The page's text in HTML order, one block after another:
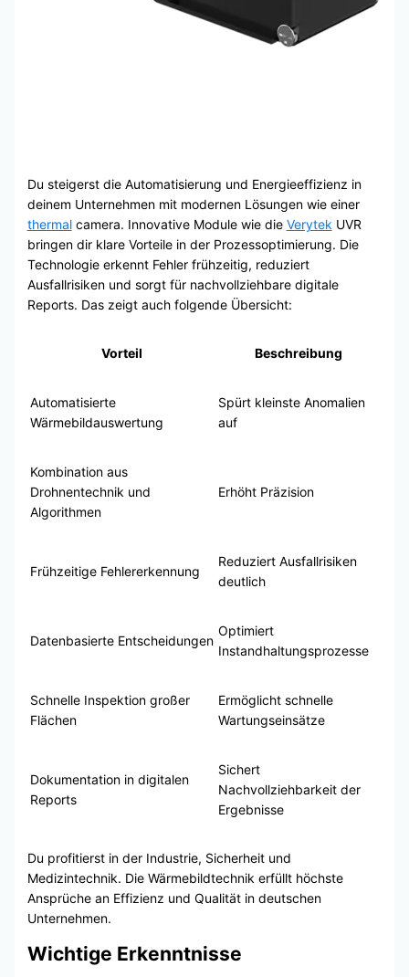
Du steigerst die Automatisierung und Energieeffizienz in
deinem Unternehmen mit modernen Lösungen wie einer
thermalcamera. Innovative Module wie die Verytek UVR
bringen dir klare Vorteile in der Prozessoptimierung. Die
Technologie erkennt Fehler frühzeitig, reduziert
Ausfallrisiken und sorgt für nachvollziehbare digitale
Reports. Das zeigt auch folgende Übersicht:
Vorteil Beschreibung
Automatisierte
Wärmebildauswertung
Spürt kleinste Anomalien
auf
Kombination aus
Drohnentechnik und
Algorithmen
Erhöht Präzision
Frühzeitige Fehlererkennung
Reduziert Ausfallrisiken
deutlich
Datenbasierte Entscheidungen
Optimiert
Instandhaltungsprozesse
Schnelle Inspektion großer
Flächen
Ermöglicht schnelle
Wartungseinsätze
Dokumentation in digitalen
Reports
Sichert
Nachvollziehbarkeit der
Ergebnisse
Du profitierst in der Industrie, Sicherheit und
Medizintechnik. Die Wärmebildtechnik erfüllt höchste
Ansprüche an Effizienz und Qualität in deutschen
Unternehmen.
Wichtige Erkenntnisse